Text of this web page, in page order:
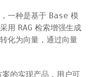
一种是基于 Base 模
用 RAG 检索增强生成
化为向量，通过向量
案的实现产品，用户可